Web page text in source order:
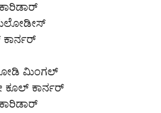
ಕಾರ್ನರ್
ಮಿಂಗಲ್
ಕೂಲ್ ಕಾರ್ನರ್